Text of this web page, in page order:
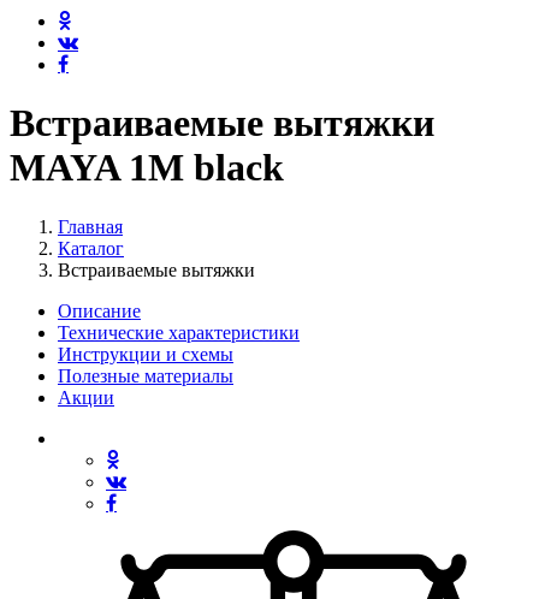
Встраиваемые вытяжки
MAYA 1M black
Главная
Каталог
Встраиваемые вытяжки
Описание
Технические характеристики
Инструкции и схемы
Полезные материалы
Акции